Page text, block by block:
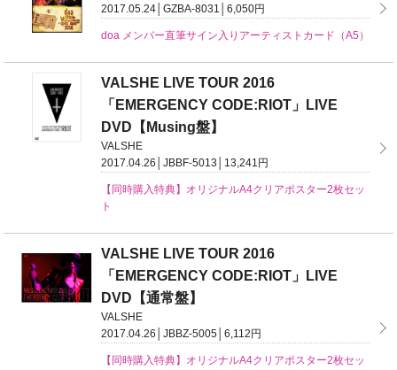
2017.05.24│GZBA-8031│6,050円
doa メンバー直筆サイン入りアーティストカード（A5）
VALSHE LIVE TOUR 2016
「EMERGENCY CODE:RIOT」LIVE
DVD【Musing盤】
VALSHE
2017.04.26│JBBF-5013│13,241円
【同時購入特典】オリジナルA4クリアポスター2枚セッ
ト
VALSHE LIVE TOUR 2016
「EMERGENCY CODE:RIOT」LIVE
DVD【通常盤】
VALSHE
2017.04.26│JBBZ-5005│6,112円
【同時購入特典】オリジナルA4クリアポスター2枚セッ